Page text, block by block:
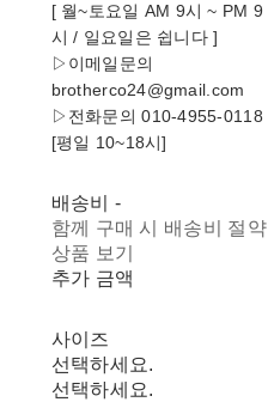
[ 월~토요일 AM 9시 ~ PM 9
시 / 일요일은 쉽니다 ]
▷이메일문의
brotherco24@gmail.com
▷전화문의 010-4955-0118
[평일 10~18시]
배송비 -
함께 구매 시 배송비 절약
상품 보기
추가 금액
사이즈
선택하세요.
선택하세요.